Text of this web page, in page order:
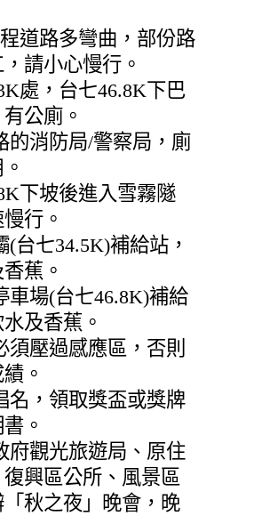
道路多彎曲，部份路
請小心慢行。
處，台七46.8K下巴
公廁。
的消防局/警察局，廁
下坡後進入雪霧隧
行。
(台七34.5K)補給站，
蕉。
車場(台七46.8K)補給
及香蕉。
須壓過感應區，否則
。
名，領取獎盃或獎牌
。
府觀光旅遊局、原住
興區公所、風景區
秋之夜」晚會，晚